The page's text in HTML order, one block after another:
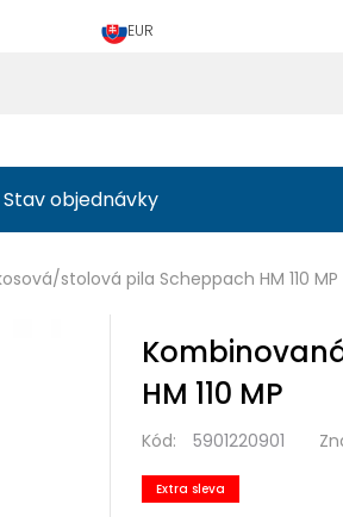
EUR
Stav objednávky
stolová pila Scheppach HM 110 MP
HM 110 MP
Kód: 5901220901
Extra sleva